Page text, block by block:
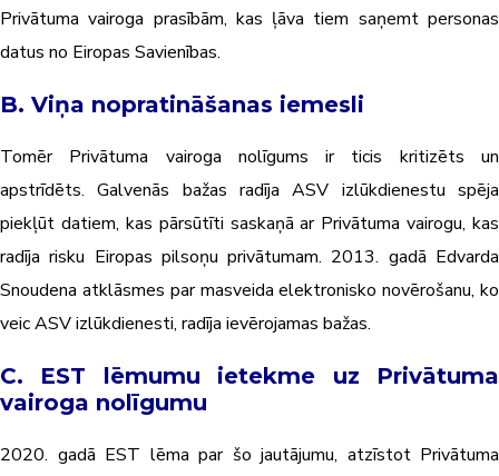
Privātuma vairoga prasībām, kas ļāva tiem saņemt personas
datus no Eiropas Savienības.
B. Viņa nopratināšanas iemesli
Tomēr Privātuma vairoga nolīgums ir ticis kritizēts un
apstrīdēts. Galvenās bažas radīja ASV izlūkdienestu spēja
piekļūt datiem, kas pārsūtīti saskaņā ar Privātuma vairogu, kas
radīja risku Eiropas pilsoņu privātumam. 2013. gadā Edvarda
Snoudena atklāsmes par masveida elektronisko novērošanu, ko
veic ASV izlūkdienesti, radīja ievērojamas bažas.
C. EST lēmumu ietekme uz Privātuma
vairoga nolīgumu
2020. gadā EST lēma par šo jautājumu, atzīstot Privātuma